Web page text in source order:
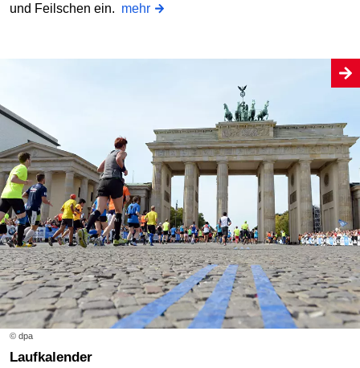
und Feilschen ein. mehr
© dpa
Laufkalender